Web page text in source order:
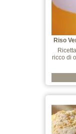
Riso
ricco di